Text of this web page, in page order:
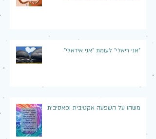
"אני ריאלי" לעומת "אני אידאלי"
משהו על השפעה אקטיבית ופאסיבית